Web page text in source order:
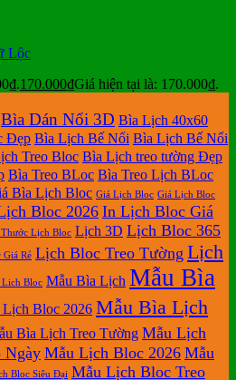
Lộc
170.000₫Giá hiện tại là: 170.000₫.
Bìa Dán Nổi 3D Bìa Lịch 40x60
Đẹp Bìa Lịch Bế Nổi Bìa Lịch Bế Nổi
Treo Bloc Bìa Lịch treo tường Đẹp
Bìa Treo BLoc Bìa Treo Lịch BLoc
Bìa Lịch Bloc Giá Lịch Bloc Giá Lịch Bloc
Bloc 2026 In Lịch Bloc Giá
Lịch Bloc Lịch 3D Lịch Bloc 365
Rẻ Lịch Bloc Treo Tường Lịch
Lich Bloc Mẫu Bìa Lịch Mẫu Bìa
Bloc 2026 Mẫu Bìa Lịch
Bìa Lịch Treo Tường Mẫu Lịch
Ngày Mẫu Lịch Bloc 2026 Mẫu
Bloc Siêu Đại Mẫu Lịch Bloc Treo